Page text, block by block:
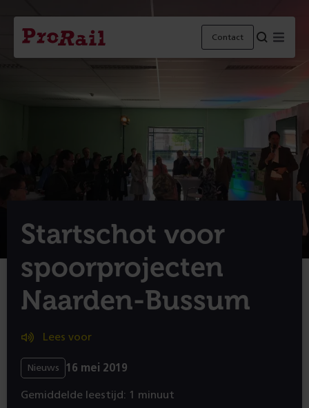
Navigatie
Homepage
ProRail
Contact
Startschot voor
spoorprojecten
Naarden-Bussum
Lees voor
Nieuws 16 mei 2019
Gemiddelde leestijd: 1 minuut